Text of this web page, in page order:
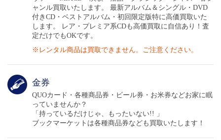
◆ポップアップスタンド
など、なんでも高価で買取いたします!!
ファンクラブ限定品などの非売品も高価で買取いたします!!
掲載の買取価格は2026年8
により買取価格は日々変動致します。
当日に店頭にてお確かめ下
ャンル買取いたします。 最新アルバム＆シングル・DVD
付きCD・ベストアルバム・初回限定版特に高価買取いた
します。 レア・プレミア系CDも高価買取に自信あり！査
定だけでもOKです。
※レンタル商品は買取できません。ご注意ください。
金券
QUOカード・各種商品券・ビール券・お米券などお家に眠
っていませんか？
「持っているだけじゃ、もったいない!! 」
ブックマーケットは各種商品券なども買取いたします！